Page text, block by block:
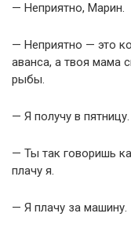
— Неприятно, Марин.
— Неприятно — это
аванса, а твоя мама
рыбы.
— Я получу в пятницу.
— Ты так говоришь
плачу я.
— Я плачу за машину.